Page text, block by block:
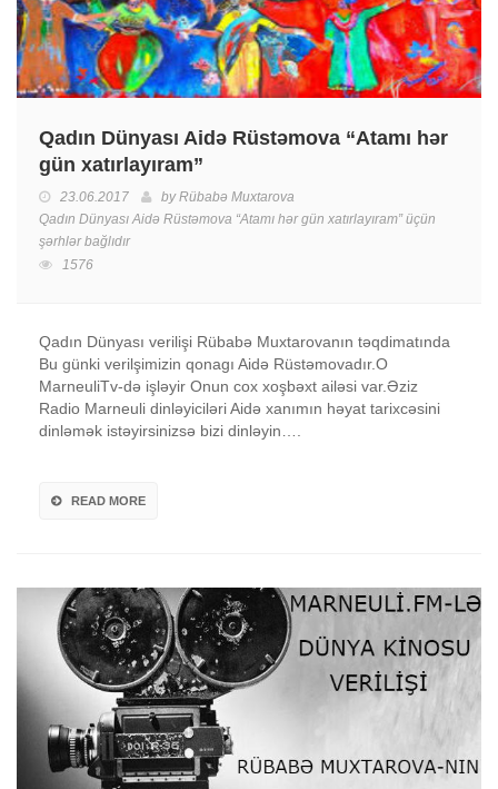
Qadın Dünyası Aidə Rüstəmova “Atamı hər
gün xatırlayıram”
23.06.2017 byRübabə Muxtarova
Qadın Dünyası Aidə Rüstəmova “Atamı hər gün xatırlayıram” üçün
şərhlər bağlıdır
1576
Qadın Dünyası verilişi Rübabə Muxtarovanın təqdimatında
Bu günki verilşimizin qonagı Aidə Rüstəmovadır.O
MarneuliTv-də işləyir Onun cox xoşbəxt ailəsi var.Əziz
Radio Marneuli dinləyiciləri Aidə xanımın həyat tarixcəsini
dinləmək istəyirsinizsə bizi dinləyin….
READ MORE